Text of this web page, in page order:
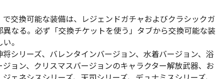
で交換可能な装備は、レジェンドガチャおよびクラシックガ
なる。必ず「交換チケットを使う」タブから交換可能な装
。
将シリーズ、バレンタインバージョン、水着バージョン、浴
ョン、クリスマスバージョンのキャラクター解放武器、お